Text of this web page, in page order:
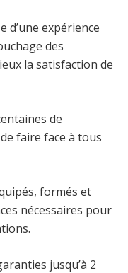
d’une expérience
des
la satisfaction de
de
faire face à tous
formés et
nécessaires pour
jusqu’à 2